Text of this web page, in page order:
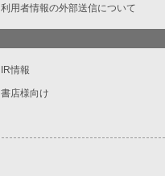
利用者情報の外部送信について
IR情報
書店様向け